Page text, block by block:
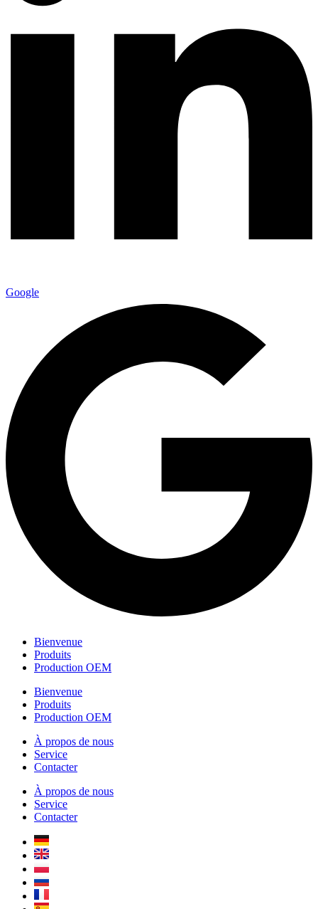
Google
Bienvenue
Produits
Production OEM
Bienvenue
Produits
Production OEM
À propos de nous
Service
Contacter
À propos de nous
Service
Contacter